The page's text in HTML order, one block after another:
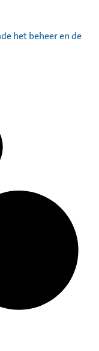
het beheer en de